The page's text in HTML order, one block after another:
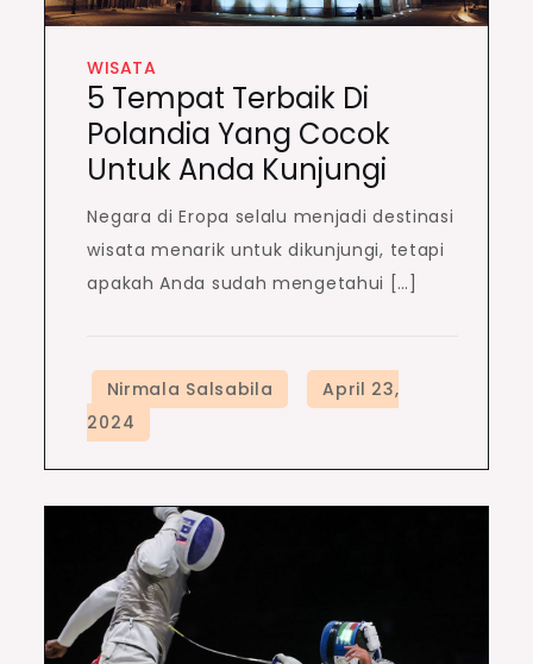
WISATA
5 Tempat Terbaik Di
Polandia Yang Cocok
Untuk Anda Kunjungi
Negara di Eropa selalu menjadi destinasi
wisata menarik untuk dikunjungi, tetapi
apakah Anda sudah mengetahui […]